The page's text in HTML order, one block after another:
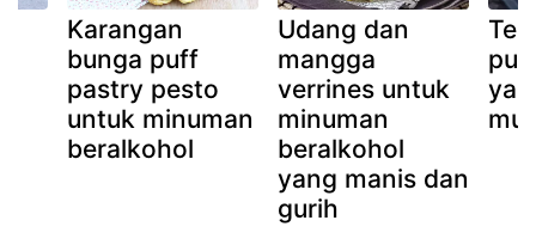
Karangan
bunga puff
pastry pesto
untuk minuman
beralkohol
Udang dan
mangga
verrines untuk
minuman
beralkohol
yang manis dan
gurih